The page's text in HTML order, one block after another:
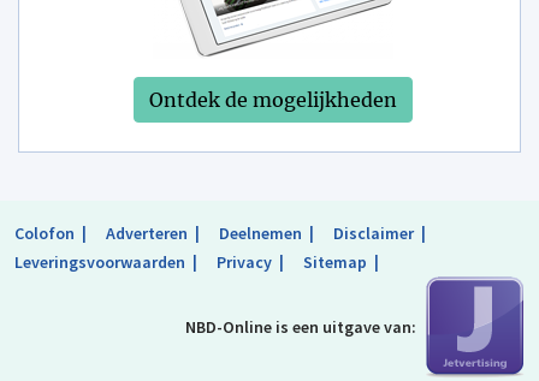
Ontdek de mogelijkheden
Colofon Adverteren Deelnemen
Disclaimer
Leveringsvoorwaarden
Privacy Sitemap
NBD-Online is een uitgave van: